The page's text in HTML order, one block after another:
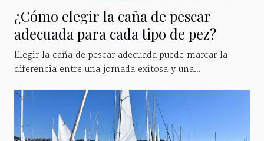
¿Cómo elegir la caña de pescar
adecuada para cada tipo de pez?
Elegir la caña de pescar adecuada puede marcar la
diferencia entre una jornada exitosa y una...